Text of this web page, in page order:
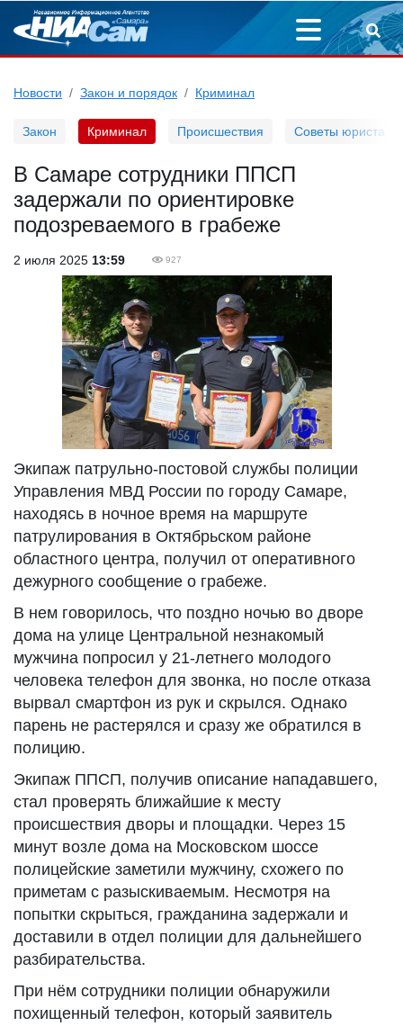
Новости Закон и порядок Криминал
Закон Криминал Происшествия Советы юриста
В Самаре сотрудники ППСП
задержали по ориентировке
подозреваемого в грабеже
2 июля 2025 13:59 927
Экипаж патрульно-постовой службы полиции
Управления МВД России по городу Самаре,
находясь в ночное время на маршруте
патрулирования в Октябрьском районе
областного центра, получил от оперативного
дежурного сообщение о грабеже.
В нем говорилось, что поздно ночью во дворе
дома на улице Центральной незнакомый
мужчина попросил у 21-летнего молодого
человека телефон для звонка, но после отказа
вырвал смартфон из рук и скрылся. Однако
парень не растерялся и сразу же обратился в
полицию.
Экипаж ППСП, получив описание нападавшего,
стал проверять ближайшие к месту
происшествия дворы и площадки. Через 15
минут возле дома на Московском шоссе
полицейские заметили мужчину, схожего по
приметам с разыскиваемым. Несмотря на
попытки скрыться, гражданина задержали и
доставили в отдел полиции для дальнейшего
разбирательства.
При нём сотрудники полиции обнаружили
похищенный телефон, который заявитель